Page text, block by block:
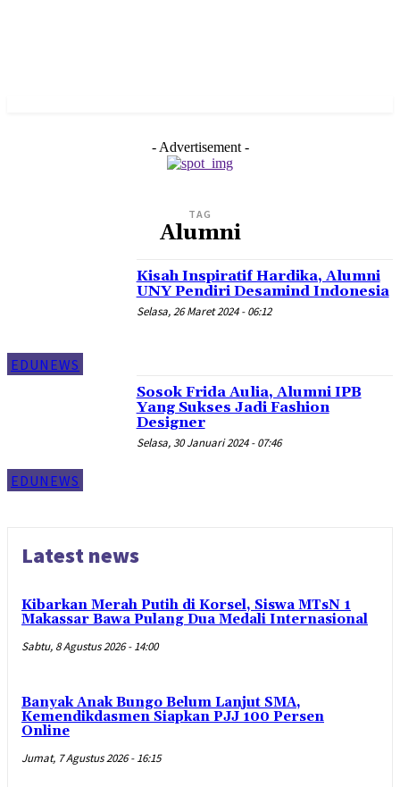
- Advertisement -
TAG
Alumni
EDUNEWS
Kisah Inspiratif Hardika, Alumni
UNY Pendiri Desamind Indonesia
Selasa, 26 Maret 2024 - 06:12
EDUNEWS
Sosok Frida Aulia, Alumni IPB
Yang Sukses Jadi Fashion
Designer
Selasa, 30 Januari 2024 - 07:46
Latest news
Kibarkan Merah Putih di Korsel, Siswa MTsN 1
Makassar Bawa Pulang Dua Medali Internasional
Sabtu, 8 Agustus 2026 - 14:00
Banyak Anak Bungo Belum Lanjut SMA,
Kemendikdasmen Siapkan PJJ 100 Persen
Online
Jumat, 7 Agustus 2026 - 16:15